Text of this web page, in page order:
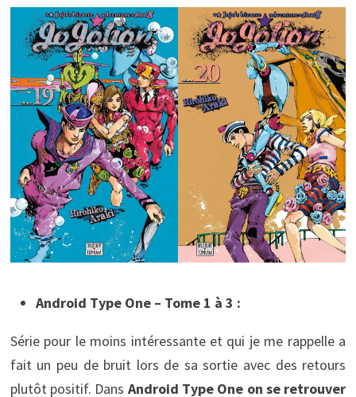
Android Type One – Tome 1 à 3 :
Série pour le moins intéressante et qui je me rappelle a
fait un peu de bruit lors de sa sortie avec des retours
plutôt positif. Dans Android Type One on se retrouver